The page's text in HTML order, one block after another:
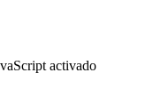
activado